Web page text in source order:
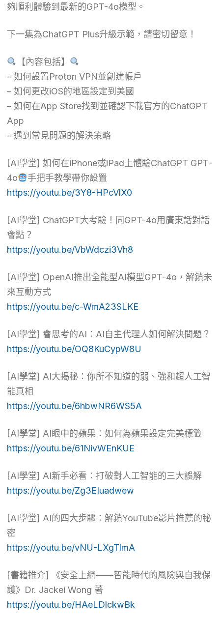
夠順利體驗到最新的GPT-4o模型。
下一集為ChatGPT Plus升級示範，請密切留意！
【內容包括】
– 如何設置Proton VPN並創建帳戶
– 如何更改iOS的地區設定到美國
– 如何在App Store找到並確認下載官方的ChatGPT
App
– 遇到常見問題的解決策略
[AI學堂] 如何在iPhone或iPad上體驗ChatGPT GPT-
4o
手把手教學帶你設置
https://youtu.be/3Y8-HPcVlX0
[AI學堂] ChatGPT大考驗！同GPT-4o用廣東話對話
會點？
https://youtu.be/VbWdczi3Vh8
[AI學堂] OpenAI推出全能型AI模型GPT-4o，解鎖未
來互動方式
https://youtu.be/c-WmA23SLKE
[AI學堂] 會思考的AI：AI自主代理人如何解決問題？
https://youtu.be/OQ8KuCypW8U
[AI學堂] AI大揭秘：你所不知道的弱、強和超人工智
能真相
https://youtu.be/6hbwNR6WS5A
[AI學堂] AI眼中的蘋果：如何為蘋果設定完美標籤
https://youtu.be/61NivWEnKUE
[AI學堂] AI新手必看：打破對人工智能的三大誤解
https://youtu.be/Zg3EIuadwew
[AI學堂] AI的四大步驟：解鎖YouTube影片推薦的秘
密
https://youtu.be/vNU-LXgTlmA
[書籍推介] 《安全上網——智能時代的風險與自我保
護》Dr. Jackei Wong 著
https://youtu.be/HAeLDlckwBk